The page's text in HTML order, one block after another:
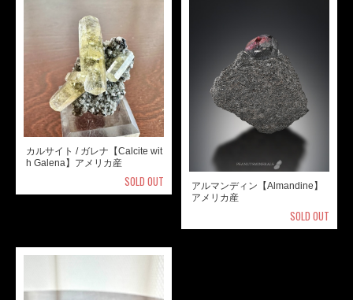
カルサイト / ガレナ【Calcite wit
h Galena】アメリカ産
SOLD OUT
アルマンディン【Almandine】
アメリカ産
SOLD OUT